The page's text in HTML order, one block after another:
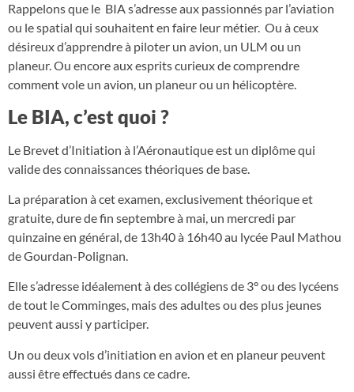
Rappelons que le BIA s’adresse aux passionnés par l’aviation
ou le spatial qui souhaitent en faire leur métier. Ou à ceux
désireux d’apprendre à piloter un avion, un ULM ou un
planeur. Ou encore aux esprits curieux de comprendre
comment vole un avion, un planeur ou un hélicoptère.
Le BIA, c’est quoi ?
Le Brevet d’Initiation à l’Aéronautique est un diplôme qui
valide des connaissances théoriques de base.
La préparation à cet examen, exclusivement théorique et
gratuite, dure de fin septembre à mai, un mercredi par
quinzaine en général, de 13h40 à 16h40 au lycée Paul Mathou
de Gourdan-Polignan.
Elle s’adresse idéalement à des collégiens de 3° ou des lycéens
de tout le Comminges, mais des adultes ou des plus jeunes
peuvent aussi y participer.
Un ou deux vols d’initiation en avion et en planeur peuvent
aussi être effectués dans ce cadre.